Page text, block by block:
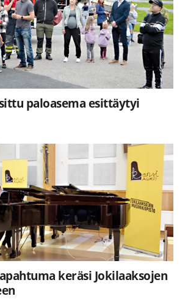
paloasema esittäytyi
keräsi Jokilaaksojen